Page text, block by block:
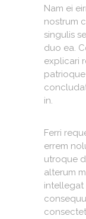
Nam ei
nostrum
singulis
duo ea.
explicari
in.
Ferri
errem
utroque
alterum
intellegat